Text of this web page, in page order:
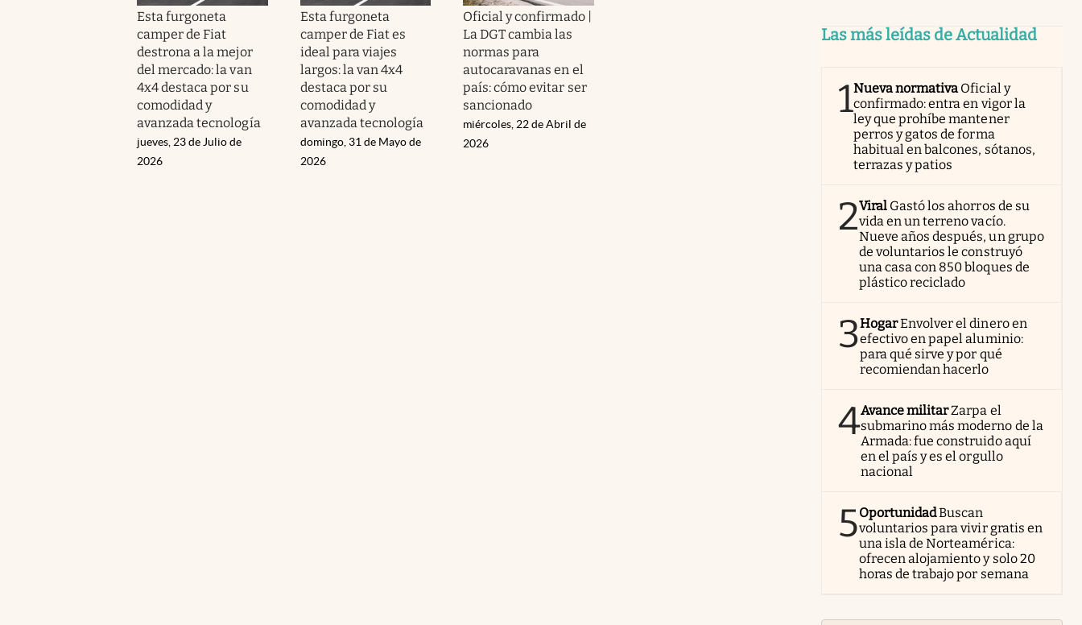
Esta furgoneta
camper de Fiat
destrona a la mejor
del mercado: la van
4x4 destaca por su
comodidad y
avanzada tecnología
jueves, 23 de Julio de
2026
Esta furgoneta
camper de Fiat es
ideal para viajes
largos: la van 4x4
destaca por su
comodidad y
avanzada tecnología
domingo, 31 de Mayo de
2026
Oficial y confirmado |
La DGT cambia las
normas para
autocaravanas en el
país: cómo evitar ser
sancionado
miércoles, 22 de Abril de
2026
Las más leídas de Actualidad
1Nueva normativa Oficial y
confirmado: entra en vigor la
ley que prohíbe mantener
perros y gatos de forma
habitual en balcones, sótanos,
terrazas y patios
2Viral Gastó los ahorros de su
vida en un terreno vacío.
Nueve años después, un grupo
de voluntarios le construyó
una casa con 850 bloques de
plástico reciclado
3HogarEnvolver el dinero en
efectivo en papel aluminio:
para qué sirve y por qué
recomiendan hacerlo
4Avance militarZarpa el
submarino más moderno de la
Armada: fue construido aquí
en el país y es el orgullo
nacional
5OportunidadBuscan
voluntarios para vivir gratis en
una isla de Norteamérica:
ofrecen alojamiento y solo 20
horas de trabajo por semana